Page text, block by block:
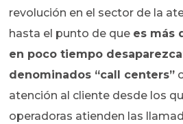
revolución en el sector de la
hasta el punto de que es más
en poco tiempo
denominados “call centers”
atención al cliente desde los
operadoras atienden las